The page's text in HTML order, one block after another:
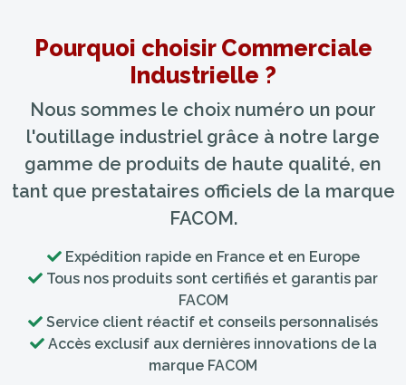
Pourquoi choisir Commerciale
Industrielle ?
Nous sommes le choix numéro un pour
l'outillage industriel grâce à notre large
gamme de produits de haute qualité, en
tant que prestataires officiels de la marque
FACOM.
Expédition rapide en France et en Europe
Tous nos produits sont certifiés et garantis par
FACOM
Service client réactif et conseils personnalisés
Accès exclusif aux dernières innovations de la
marque FACOM